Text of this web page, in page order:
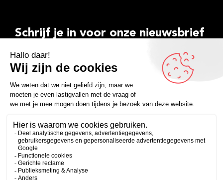
Schrijf je in voor onze nieuwsbrief
E-
mailadres
Inschrijven
FacebookInstagramLinkedInYouTubeSpotify